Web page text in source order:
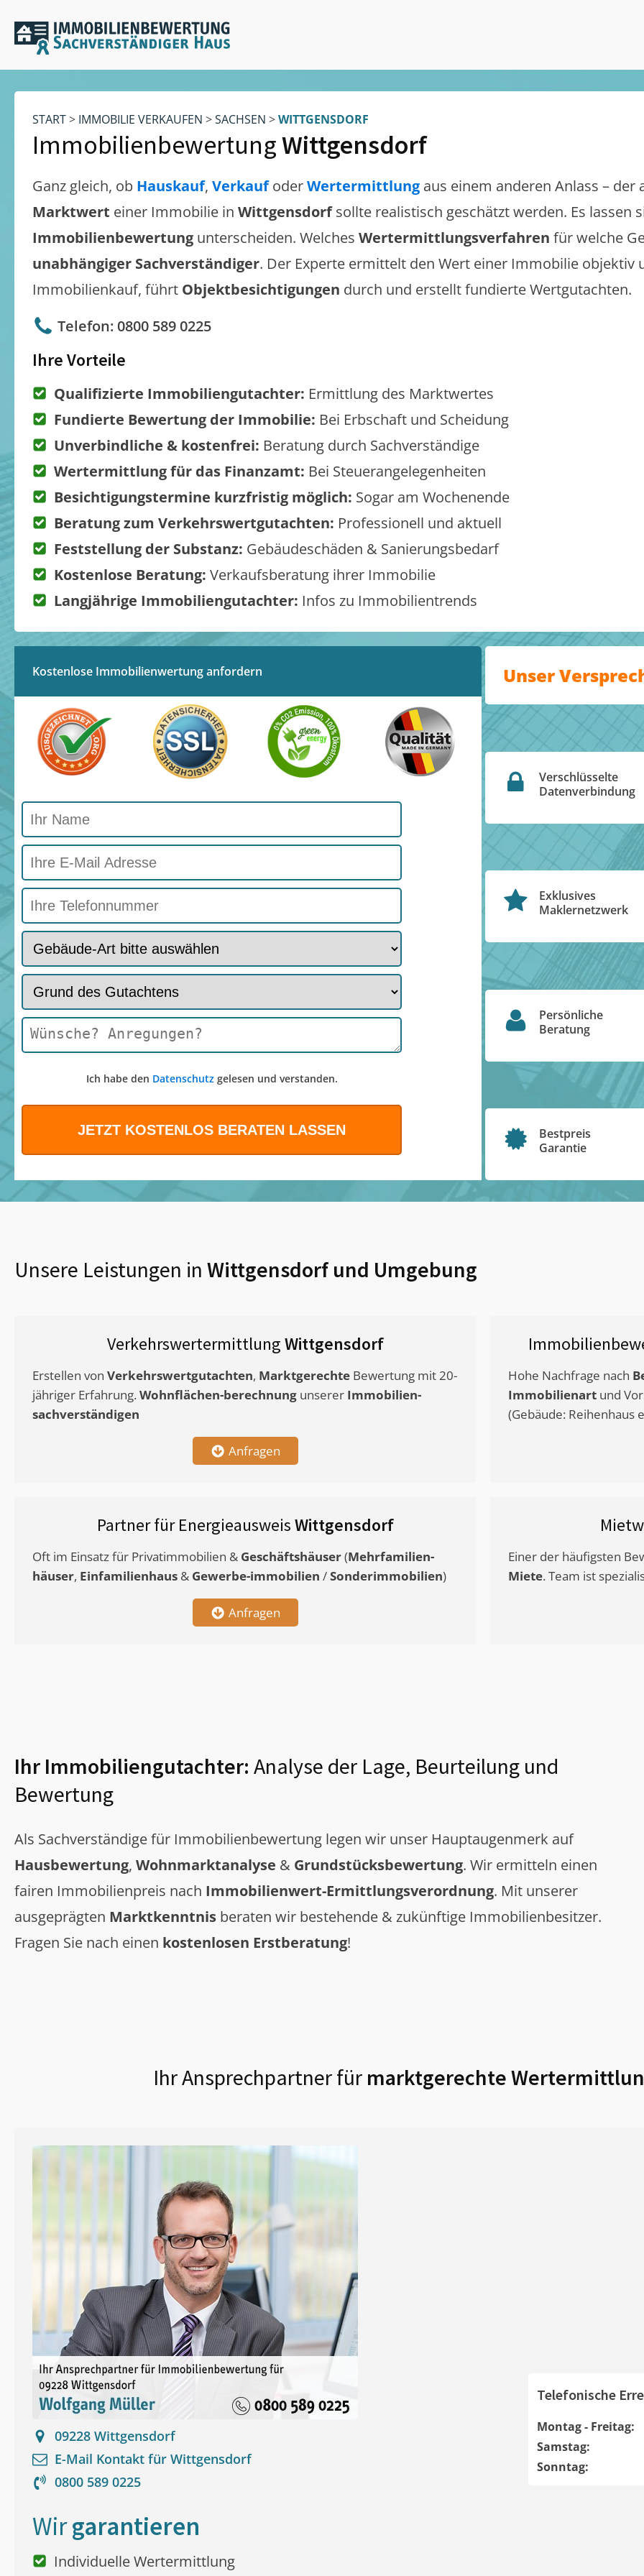
START> IMMOBILIE VERKAUFEN >SACHSEN >WITTGENSDORF
ImmobilienbewertungWittgensdorf
Ganz gleich, ob Hauskauf, VerkaufoderWertermittlung aus einem anderen Anlass – der
Marktwert einer Immobilie in Wittgensdorf sollte realistisch geschätzt werden. Es lassen
Immobilienbewertung unterscheiden. Welches Wertermittlungsverfahren für welche
unabhängiger Sachverständiger. Der Experte ermittelt den Wert einer Immobilie objektiv
Immobilienkauf, führt Objektbesichtigungen durch und erstellt fundierte Wertgutachten.
Telefon: 0800 589 0225
Ihre Vorteile
Qualifizierte Immobiliengutachter: Ermittlung des Marktwertes
Fundierte Bewertung der Immobilie: Bei Erbschaft und Scheidung
Unverbindliche & kostenfrei: Beratung durch Sachverständige
Wertermittlung für das Finanzamt: Bei Steuerangelegenheiten
Besichtigungstermine kurzfristig möglich: Sogar am Wochenende
Beratung zum Verkehrswertgutachten: Professionell und aktuell
Feststellung der Substanz: Gebäudeschäden & Sanierungsbedarf
Kostenlose Beratung: Verkaufsberatung ihrer Immobilie
Langjährige Immobiliengutachter: Infos zu Immobilientrends
Kostenlose Immobilienwertung anfordern
Ich habe den Datenschutzgelesen und verstanden.
Unser
Verschlüsselte
Datenverbindung
Exklusives
Maklernetzwerk
Persönliche
Beratung
Bestpreis
Garantie
Unsere Leistungen in Wittgensdorfund Umgebung
VerkehrswertermittlungWittgensdorf
Erstellen von Verkehrswertgutachten, Marktgerechte Bewertung mit 20-
jähriger Erfahrung. Wohnflächen-berechnung unserer Immobilien-
sachverständigen
Anfragen
Hohe Nachfrage nach
Immobilienart und
(Gebäude: Reihenhaus
Partner für EnergieausweisWittgensdorf
Oft im Einsatz für Privatimmobilien & Geschäftshäuser(Mehrfamilien-
häuser, Einfamilienhaus & Gewerbe-immobilien /Sonderimmobilien)
Anfragen
Einer der häufigsten
Miete. Team ist
Ihr Immobiliengutachter: Analyse der Lage, Beurteilung und
Bewertung
Als Sachverständige für Immobilienbewertung legen wir unser Hauptaugenmerk auf
Hausbewertung, Wohnmarktanalyse & Grundstücksbewertung. Wir ermitteln einen
fairen Immobilienpreis nach Immobilienwert-Ermittlungsverordnung. Mit unserer
ausgeprägten Marktkenntnis beraten wir bestehende & zukünftige Immobilienbesitzer.
Fragen Sie nach einen kostenlosen Erstberatung!
Ihr Ansprechpartner fürmarktgerechte
09228 Wittgensdorf
E-Mail Kontakt für Wittgensdorf
0800 589 0225
Telefonische
Montag - Freitag:
Samstag:
Sonntag:
Wirgarantieren
Individuelle Wertermittlung